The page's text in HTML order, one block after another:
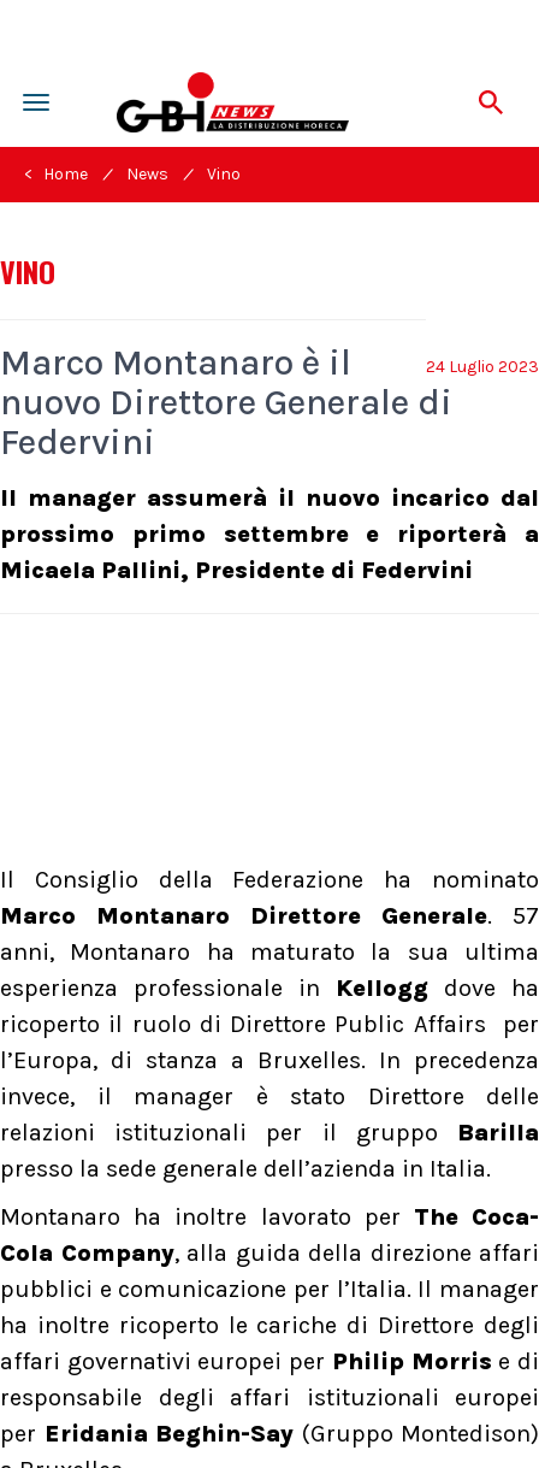
Toggle
navigation
< Home / News / Vino
VINO
24 Luglio 2023
Marco Montanaro è il
nuovo Direttore Generale di
Federvini
Il manager assumerà il nuovo incarico dal
prossimo primo settembre e riporterà a
Micaela Pallini, Presidente di Federvini
Il Consiglio della Federazione ha nominato
Marco Montanaro Direttore Generale. 57
anni, Montanaro ha maturato la sua ultima
esperienza professionale in Kellogg dove ha
ricoperto il ruolo di Direttore Public Affairs per
l’Europa, di stanza a Bruxelles. In precedenza
invece, il manager è stato Direttore delle
relazioni istituzionali per il gruppo Barilla
presso la sede generale dell’azienda in Italia.
Montanaro ha inoltre lavorato per The Coca-
Cola Company, alla guida della direzione affari
pubblici e comunicazione per l’Italia. Il manager
ha inoltre ricoperto le cariche di Direttore degli
affari governativi europei per Philip Morris e di
responsabile degli affari istituzionali europei
per Eridania Beghin-Say (Gruppo Montedison)